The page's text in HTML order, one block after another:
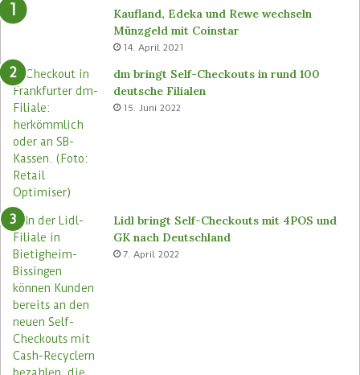
Kaufland, Edeka und Rewe wechseln
Münzgeld mit Coinstar
14. April 2021
dm bringt Self-Checkouts in rund 100
deutsche Filialen
15. Juni 2022
Lidl bringt Self-Checkouts mit 4POS und
GK nach Deutschland
7. April 2022